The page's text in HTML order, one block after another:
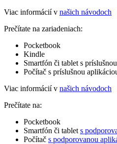
Viac informácií v našich návodoch
Prečítate na zariadeniach:
Pocketbook
Kindle
Smartfón či tablet s
Počítač s príslušnou
Viac informácií v našich návodoch
Prečítate na:
Pocketbook
Smartfón či tablet s
Počítač s podporovanou